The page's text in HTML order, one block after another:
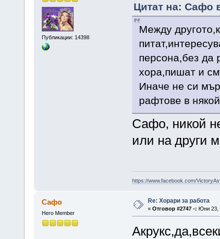
Публикации: 14398
Цитат на: Сафо
Между
персона,без да
хора,пишат и
Иначе не си
рафтове в
Сафо, никой
или на други
https://www.facebook.com/
Сафо
Hero Member
Re: Хорари за работа
« Отговор #2747 -: Юни 23,